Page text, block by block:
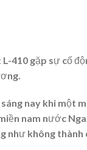
410 gặp sự cố
sáng nay khi một
nam nước
như không thành